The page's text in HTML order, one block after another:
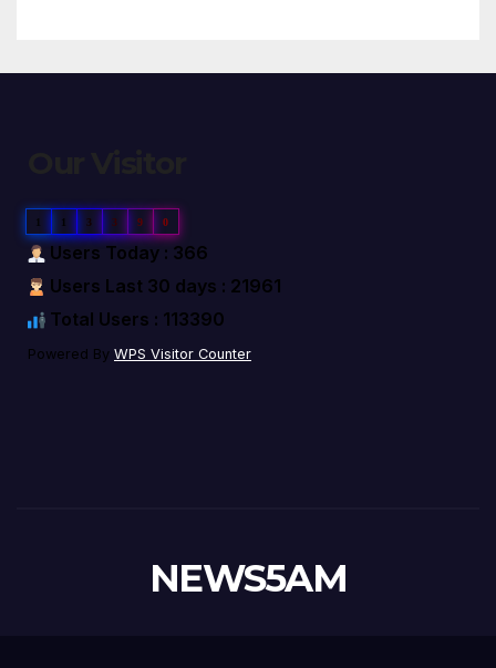
1 1 3 3 9 0
Users Today : 366
Users Last 30 days : 21961
Total Users : 113390
Powered By WPS Visitor Counter
NEWS5AM